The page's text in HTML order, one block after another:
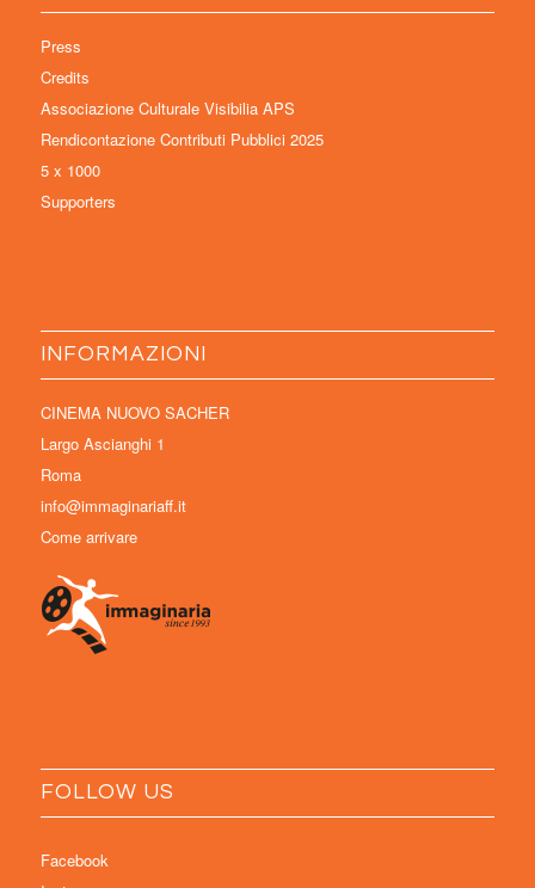
Press
Credits
Associazione Culturale Visibilia APS
Rendicontazione Contributi Pubblici 2025
5 x 1000
Supporters
INFORMAZIONI
CINEMA NUOVO SACHER
Largo Ascianghi 1
Roma
info@immaginariaff.it
Come arrivare
FOLLOW US
Facebook